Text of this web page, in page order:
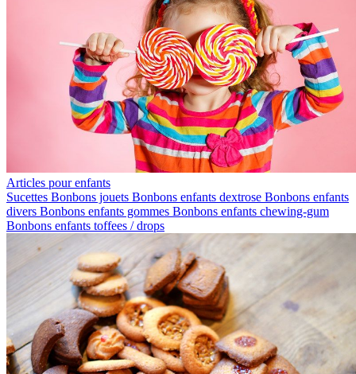
Articles pour enfants
Sucettes Bonbons jouets Bonbons enfants dextrose Bonbons enfants
divers Bonbons enfants gommes Bonbons enfants chewing-gum
Bonbons enfants toffees / drops